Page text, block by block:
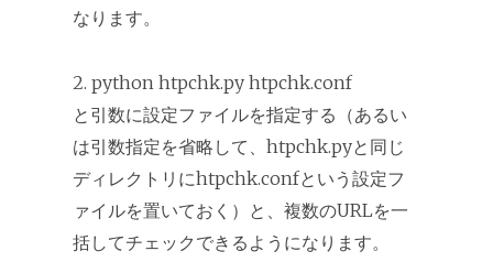
なります。
2. python htpchk.py htpchk.conf
と引数に設定ファイルを指定する（あるい
は引数指定を省略して、htpchk.pyと同じ
ディレクトリにhtpchk.confという設定フ
ァイルを置いておく）と、複数のURLを一
括してチェックできるようになります。